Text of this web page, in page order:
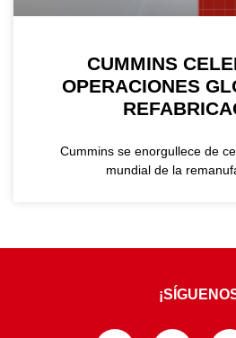
CUMMINS
OPERACIONES
Cummins se enorgullece de
mundial de la